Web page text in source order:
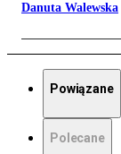
Danuta Walewska
Powiązane
Polecane